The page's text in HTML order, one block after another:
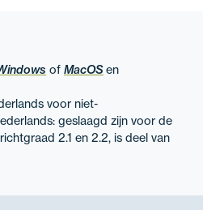
ofMacOSen
voor niet-
geslaagd zijn voor de
2.1 en 2.2, is deel van